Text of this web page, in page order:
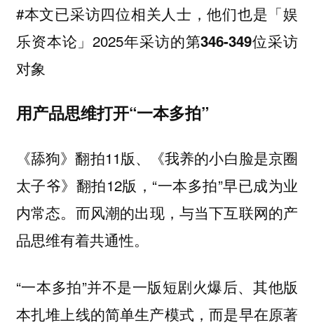
#本文已采访四位相关人士，他们也是「娱
乐资本论」2025年采访的第346-349位采访
对象
用产品思维打开“一本多拍”
《舔狗》翻拍11版、《我养的小白脸是京圈
太子爷》翻拍12版，“一本多拍”早已成为业
内常态。 而风潮的出现，与当下互联网的产
品思维有着共通性。
“一本多拍”并不是一版短剧火爆后、其他版
本扎堆上线的简单生产模式，而是早在原著